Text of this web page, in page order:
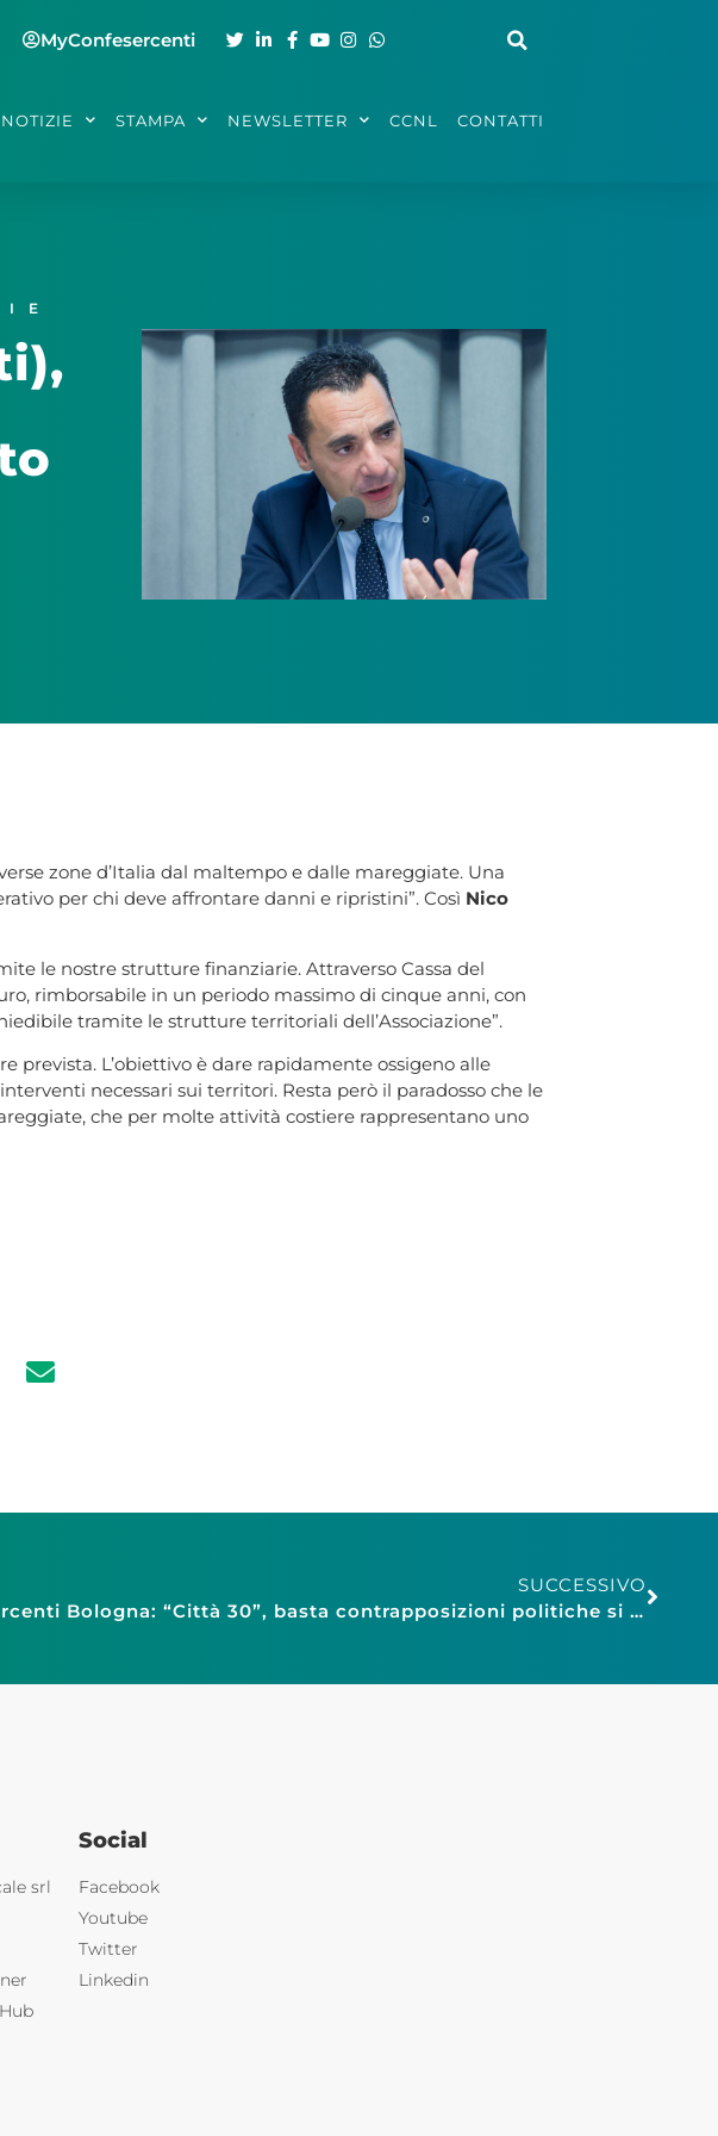
MyConfesercenti
NOTIZIE STAMPA NEWSLETTER CCNL CONTATTI
zone d’Italia dal maltempo e dalle mareggiate. Una
per chi deve affrontare danni e ripristini”. Così Nico
le nostre strutture finanziarie. Attraverso Cassa del
rimborsabile in un periodo massimo di cinque anni, con
tramite le strutture territoriali dell’Associazione”.
prevista. L’obiettivo è dare rapidamente ossigeno alle
necessari sui territori. Resta però il paradosso che le
che per molte attività costiere rappresentano uno
SUCCESSIVO
Confesercenti Bologna: “Città 30”, basta contrapposizioni politiche si lavori per il bene della città
srl
Social
Facebook
Youtube
Twitter
Linkedin